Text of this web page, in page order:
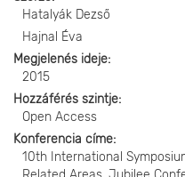
Hatalyák Dezső
Hajnal Éva
Megjelenés ideje
2015
Hozzáférés szintje
Open Access
Konferencia címe
10th International